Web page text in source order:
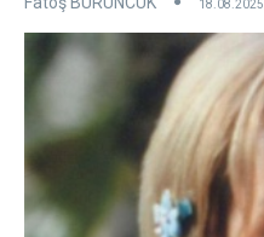
18.08.2025